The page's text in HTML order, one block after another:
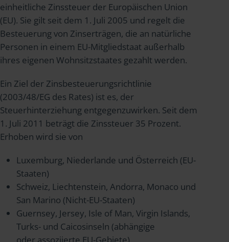
einheitliche Zinssteuer der Europäischen Union
(EU). Sie gilt seit dem 1. Juli 2005 und regelt die
Besteuerung von Zinserträgen, die an natürliche
Personen in einem EU-Mitgliedstaat außerhalb
ihres eigenen Wohnsitzstaates gezahlt werden.
Ein Ziel der Zinsbesteuerungsrichtlinie
(2003/48/EG des Rates) ist es, der
Steuerhinterziehung entgegenzuwirken. Seit dem
1. Juli 2011 beträgt die Zinssteuer 35 Prozent.
Erhoben wird sie von
Luxemburg, Niederlande und Österreich (EU-
Staaten)
Schweiz, Liechtenstein, Andorra, Monaco und
San Marino (Nicht-EU-Staaten)
Guernsey, Jersey, Isle of Man, Virgin Islands,
Turks- und Caicosinseln (abhängige
oder assoziierte EU-Gebiete)